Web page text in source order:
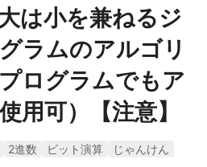
は小を兼ねるジ
ラムのアルゴリ
ログラムでもア
用可）【注意】
2進数 ビット演算
じゃんけん